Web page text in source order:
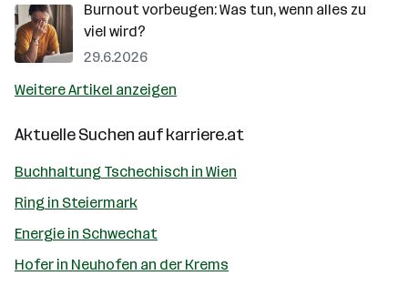
Burnout vorbeugen: Was tun, wenn alles zu
viel wird?
29.6.2026
Weitere Artikel anzeigen
Aktuelle Suchen aufkarriere.at
Buchhaltung Tschechisch in Wien
Ring in Steiermark
Energie in Schwechat
Hofer in Neuhofen an der Krems